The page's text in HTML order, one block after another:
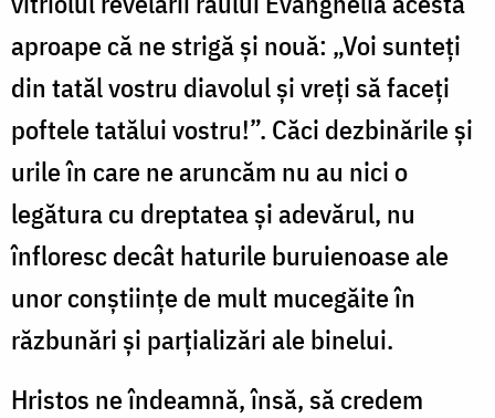
aproape că ne strigă și nouă: „Voi sunteți
din tatăl vostru diavolul și vreți să faceți
poftele tatălui vostru!”. Căci dezbinările și
urile în care ne aruncăm nu au nici o
legătura cu dreptatea și adevărul, nu
înfloresc decât haturile buruienoase ale
unor conștiințe de mult mucegăite în
răzbunări și parțializări ale binelui.
Hristos ne îndeamnă, însă, să credem